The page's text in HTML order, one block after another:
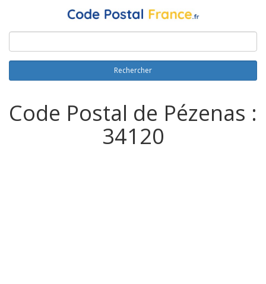
Rechercher
Code Postal de Pézenas :
34120